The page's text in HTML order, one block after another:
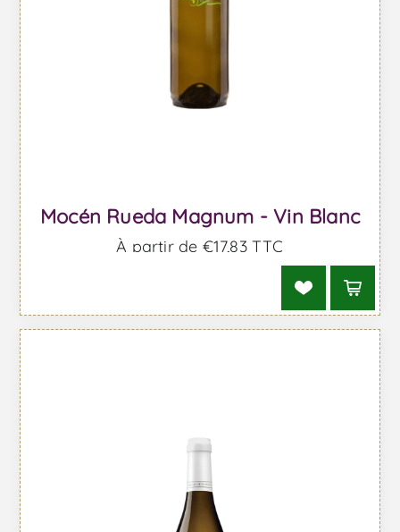
Mocén Rueda Magnum - Vin Blanc
À partir de €17,83 TTC